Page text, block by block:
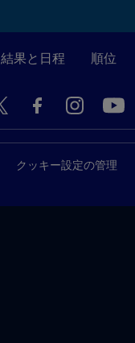
結果と日程 順位
クッキー設定の管理